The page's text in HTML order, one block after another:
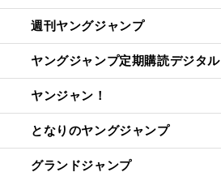
週刊ヤングジャンプ
ヤングジャンプ定期購読デジタル
ヤンジャン！
となりのヤングジャンプ
グランドジャンプ